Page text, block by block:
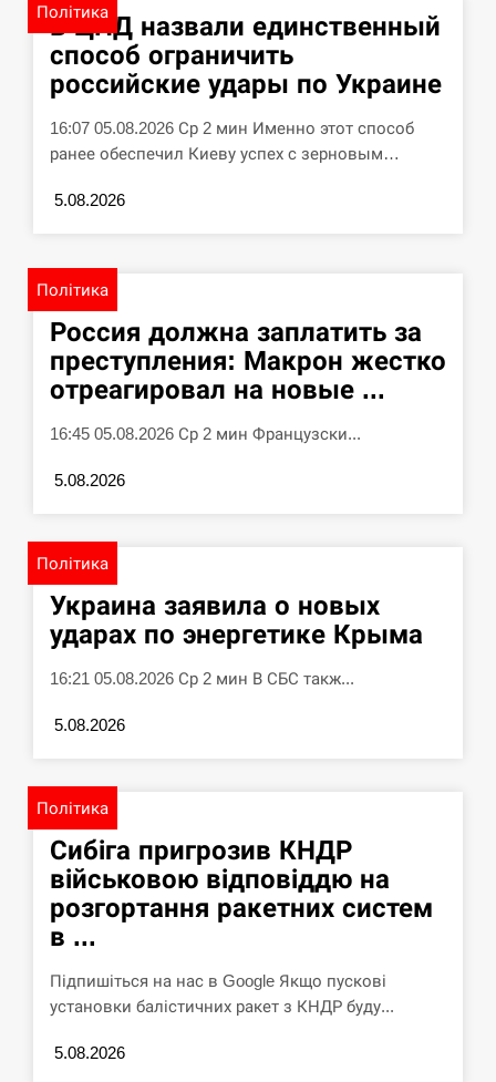
Політика
В ЦПД назвали единственный
способ ограничить
российские удары по Украине
16:07 05.08.2026 Ср 2 мин Именно этот способ
ранее обеспечил Киеву успех с зерновым…
5.08.2026
Політика
Россия должна заплатить за
преступления: Макрон жестко
отреагировал на новые ...
16:45 05.08.2026 Ср 2 мин Французски...
5.08.2026
Політика
Украина заявила о новых
ударах по энергетике Крыма
16:21 05.08.2026 Ср 2 мин В СБС такж...
5.08.2026
Політика
Сибіга пригрозив КНДР
військовою відповіддю на
розгортання ракетних систем
в ...
Підпишіться на нас в Google Якщо пускові
установки балістичних ракет з КНДР буду...
5.08.2026